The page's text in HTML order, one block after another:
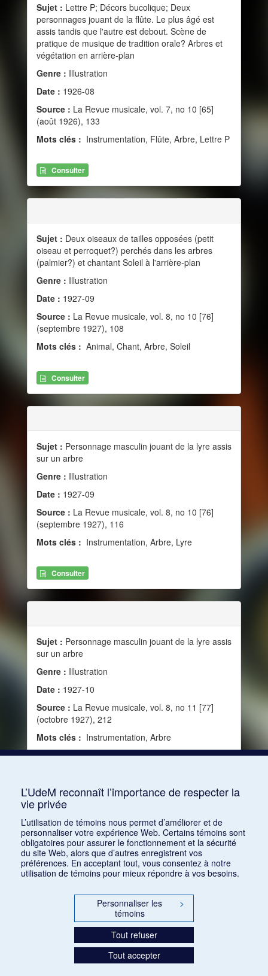
Sujet : Lettre P; Décors bucolique; Deux
personnages jouant de la flûte. Le plus âgé est
assis tandis que l'autre est debout. Scène de
pratique de musique de tradition orale? Arbres et
végétation en arrière-plan
Genre : Illustration
Date : 1926-08
Source : La Revue musicale, vol. 7, no 10 [65]
(août 1926), 133
Mots clés : Instrumentation, Flûte, Arbre, Lettre P
Consulter
Sujet : Deux oiseaux de tailles opposées (petit
oiseau et perroquet?) perchés dans les arbres
(palmier?) et chantant Soleil à l'arrière-plan
Genre : Illustration
Date : 1927-09
Source : La Revue musicale, vol. 8, no 10 [76]
(septembre 1927), 108
Mots clés : Animal, Chant, Arbre, Soleil
Consulter
Sujet : Personnage masculin jouant de la lyre assis
sur un arbre
Genre : Illustration
Date : 1927-09
Source : La Revue musicale, vol. 8, no 10 [76]
(septembre 1927), 116
Mots clés : Instrumentation, Arbre, Lyre
Consulter
Sujet : Personnage masculin jouant de la lyre assis
sur un arbre
Genre : Illustration
Date : 1927-10
Source : La Revue musicale, vol. 8, no 11 [77]
(octobre 1927), 212
Mots clés : Instrumentation, Arbre
1 2 3 4 5
L’UdeM reconnaît l’importance de respecter la
vie privée
L’utilisation de témoins nous permet d’améliorer et de
personnaliser votre expérience Web. Certains témoins sont
obligatoires pour assurer le fonctionnement et la sécurité
du site Web, alors que d’autres enregistrent vos
préférences. En acceptant tout, vous consentez à notre
utilisation de témoins pour mieux répondre à vos besoins.
Personnaliser les
témoins
>
Tout refuser
Tout accepter